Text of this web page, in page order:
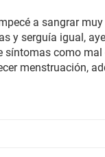
a sangrar
y serguía igual,
síntomas como mal
menstruación,